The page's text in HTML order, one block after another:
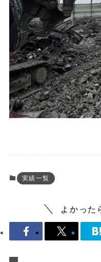
実績一覧
よかった